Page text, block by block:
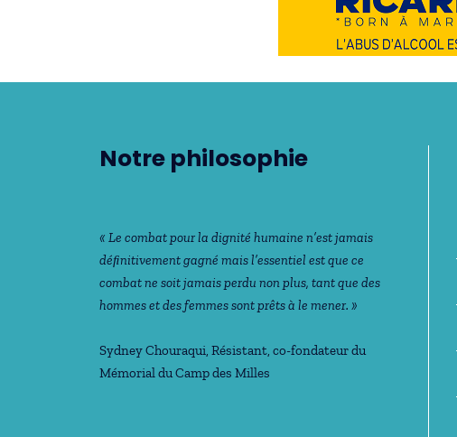
Notre philosophie
« Le combat pour la dignité humaine n’est jamais
déﬁnitivement gagné mais l’essentiel est que ce
combat ne soit jamais perdu non plus, tant que des
hommes et des femmes sont prêts à le mener. »
Sydney Chouraqui, Résistant, co-fondateur du
Mémorial du Camp des Milles